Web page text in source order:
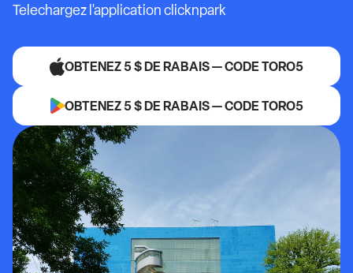
Telechargez l'application clicknpark
OBTENEZ 5 $ DE RABAIS — CODE TORO5
OBTENEZ 5 $ DE RABAIS — CODE TORO5